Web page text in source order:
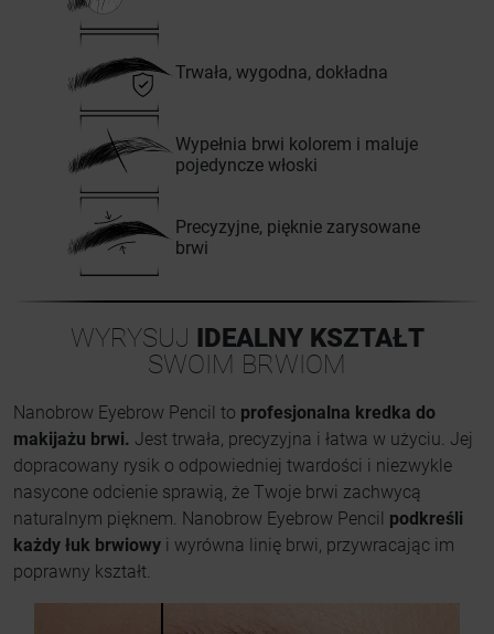
Trwała, wygodna, dokładna
Wypełnia brwi kolorem i maluje
pojedyncze włoski
Precyzyjne, pięknie zarysowane
brwi
WYRYSUJ IDEALNY KSZTAŁT
SWOIM BRWIOM
Nanobrow Eyebrow Pencil to profesjonalna kredka do
makijażu brwi. Jest trwała, precyzyjna i łatwa w użyciu. Jej
dopracowany rysik o odpowiedniej twardości i niezwykle
nasycone odcienie sprawią, że Twoje brwi zachwycą
naturalnym pięknem. Nanobrow Eyebrow Pencil podkreśli
każdy łuk brwiowy i wyrówna linię brwi, przywracając im
poprawny kształt.